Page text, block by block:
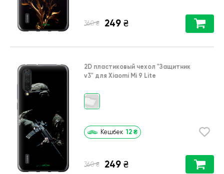
360 ₴ 249 ₴
2D пластиковый чехол "Защитник
v3" для Xiaomi Mi 9 Lite
Кешбек 12 ₴
360 ₴ 249 ₴